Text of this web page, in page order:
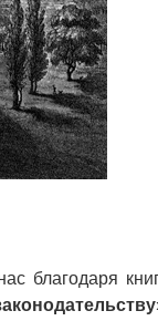
благодаря